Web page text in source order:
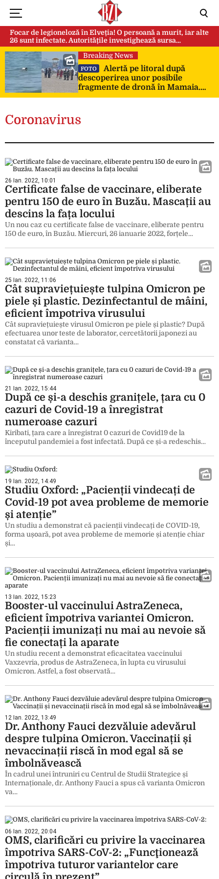
Focar de legioneloză în Elveția! O persoană a murit, iar alte
26 sunt infectate. Autoritățile investighează sursa
contaminării
Breaking News
FOTO
Alertă pe litoral după
descoperirea unor posibile
fragmente de dronă în Mamaia.
SRI a ridicat probele pentru
Coronavirus
26 Ian. 2022, 10:01
Certificate false de vaccinare, eliberate
pentru 150 de euro în Buzău. Mascații au
descins la fața locului
Un nou caz cu certificate false de vaccinare, eliberate pentru
150 de euro, în Buzău. Miercuri, 26 ianuarie 2022, forțele…
25 Ian. 2022, 11:06
Cât supraviețuiește tulpina Omicron pe
piele și plastic. Dezinfectantul de mâini,
eficient împotriva virusului
Cât supraviețuiește virusul Omicron pe piele și plastic? După
efectuarea unor teste de laborator, cercetătorii japonezi au
constatat că varianta…
21 Ian. 2022, 15:44
După ce și-a deschis granițele, țara cu 0
cazuri de Covid-19 a înregistrat
numeroase cazuri
Kiribati, țara care a înregistrat 0 cazuri de Covid19 de la
începutul pandemiei a fost infectată. După ce și-a redeschis…
19 Ian. 2022, 14:49
Studiu Oxford: „Pacienții vindecați de
Covid-19 pot avea probleme de memorie
și atenție”
Un studiu a demonstrat că pacienții vindecați de COVID-19,
forma ușoară, pot avea probleme de memorie și atenție chiar
și…
13 Ian. 2022, 15:23
Booster-ul vaccinului AstraZeneca,
eficient împotriva variantei Omicron.
Pacienții imunizați nu mai au nevoie să
fie conectați la aparate
Un studiu recent a demonstrat eficacitatea vaccinului
Vaxzevria, produs de AstraZeneca, în lupta cu virusului
Omicron. Astfel, a fost observată…
12 Ian. 2022, 13:49
Dr. Anthony Fauci dezvăluie adevărul
despre tulpina Omicron. Vaccinații și
nevaccinații riscă în mod egal să se
îmbolnăvească
În cadrul unei întruniri cu Centrul de Studii Strategice și
Internaționale, dr. Anthony Fauci a spus că varianta Omicron
va…
06 Ian. 2022, 20:04
OMS, clarificări cu privire la vaccinarea
împotriva SARS-CoV-2: „Funcţionează
împotriva tuturor variantelor care